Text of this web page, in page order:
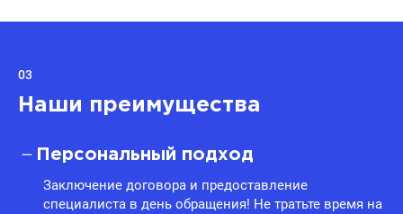
03
Наши преимущества
Персональный подход
Заключение договора и предоставление
специалиста в день обращения! Не тратьте время на